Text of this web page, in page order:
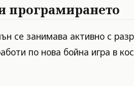
програмирането
се занимава активно с
по нова бойна игра в